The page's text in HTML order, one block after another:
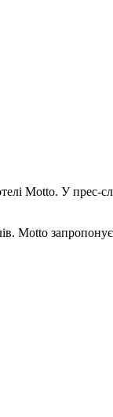
Motto. У прeс-
Motto